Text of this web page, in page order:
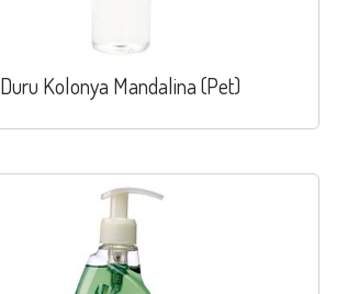
Duru Kolonya Mandalina (Pet)